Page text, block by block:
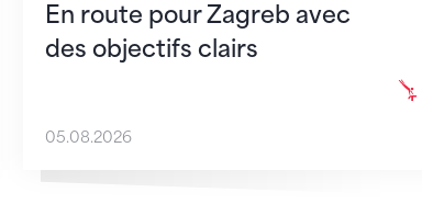
En route pour Zagreb avec
des objectifs clairs
05.08.2026